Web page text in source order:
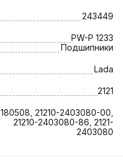
243449
PW-P 1233
Подшипники
Lada
2121
180508, 21210-2403080-00,
21210-2403080-86, 2121-
2403080